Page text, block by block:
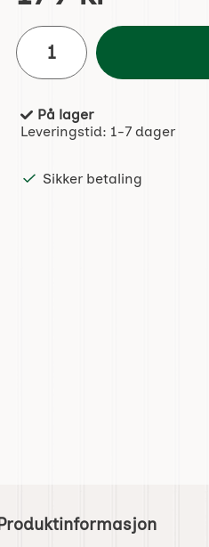
antall
Produkttilgjengelighet:
På lager
Leveringstid: 1-7 dager
Sikker betaling